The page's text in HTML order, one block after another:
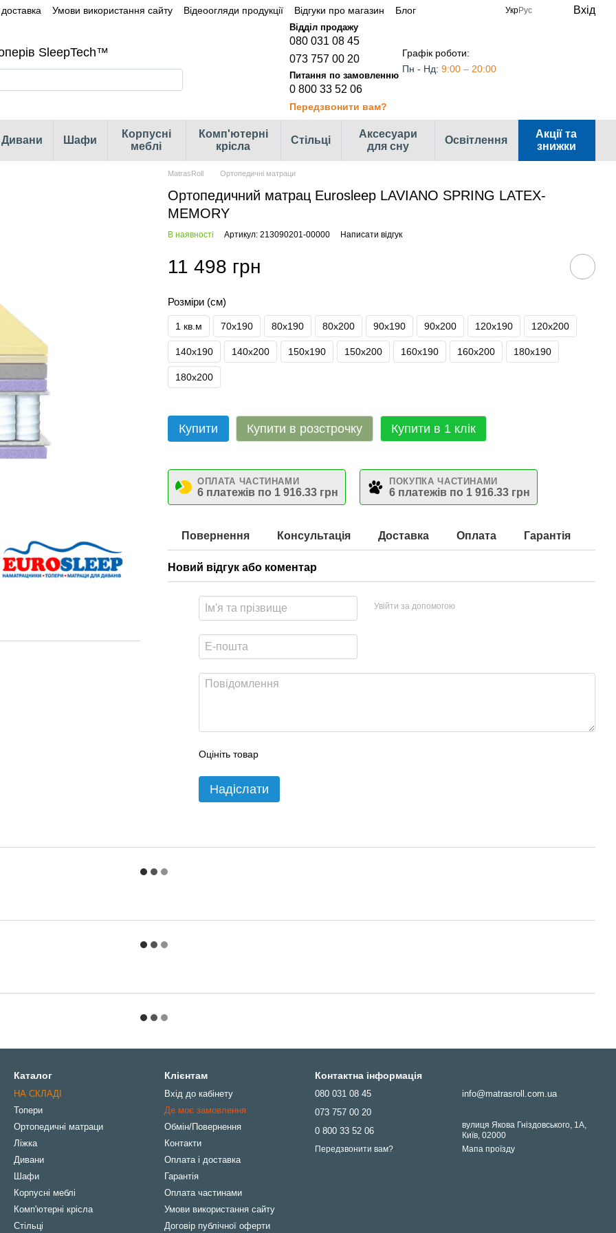
Умови використання сайту Відеоогляди продукції Відгуки про магазин Блог УкрРус Вхід
SleepTech™
080 031 08 45
073 757 00 20
0 800 33 52 06
Передзвонити вам?
Графік роботи:
Пн - Нд:9:00 – 20:00
Дивани Шафи
Корпусні
меблі
Комп'ютерні
крісла
Стільці
Аксесуари
для сну
Освітлення
Акції та
знижки
MatrasRoll Ортопедичні матраци
Ортопедичний матрац Eurosleep LAVIANO SPRING LATEX-
MEMORY
В наявності Артикул: 213090201-00000 Написати відгук
11 498 грн
Розміри (см)
1 кв.м 70х190 80х190 80х200 90х190 90х200 120х190 120х200
140х190 140х200 150х190 150х200 160х190 160х200 180х190
180х200
Купити Купити в розстрочку Купити в 1 клік
ОПЛАТА ЧАСТИНАМИ
6 платежів по 1 916.33 грн
ПОКУПКА ЧАСТИНАМИ
6 платежів по 1 916.33 грн
Повернення Консультація Доставка Оплата Гарантія
Новий відгук або коментар
Увійти за допомогою
Оцініть товар
Надіслати
Каталог
НА СКЛАДІ
Топери
Ортопедичні матраци
Ліжка
Дивани
Шафи
Корпусні меблі
Комп'ютерні крісла
Стільці
Клієнтам
Вхід до кабінету
Де моє замовлення
Обмін/Повернення
Контакти
Оплата і доставка
Гарантія
Оплата частинами
Умови використання сайту
Договір публічної оферти
Контактна інформація
080 031 08 45
073 757 00 20
0 800 33 52 06
Передзвонити вам?
info@matrasroll.com.ua
вулиця Якова Гніздовського, 1А,
Київ, 02000
Мапа проїзду